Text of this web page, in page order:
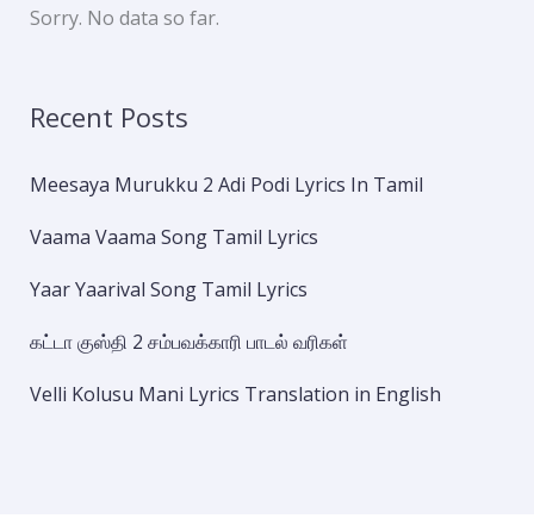
Sorry. No data so far.
Recent Posts
Meesaya Murukku 2 Adi Podi Lyrics In Tamil
Vaama Vaama Song Tamil Lyrics
Yaar Yaarival Song Tamil Lyrics
கட்டா குஸ்தி 2 சம்பவக்காரி பாடல் வரிகள்
Velli Kolusu Mani Lyrics Translation in English